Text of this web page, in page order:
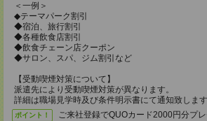
＜一例＞
◆テーマパーク割引
◆宿泊、旅行割引
◆各種飲食店割引
◆飲食チェーン店クーポン
◆サロン、スパ、ジム割引など
【受動喫煙対策について】
派遣先により受動喫煙対策が異なります。
詳細は職場見学時及び条件明示書にて通知致します
ポイント！
ご来社登録でQUOカード2000円分プ